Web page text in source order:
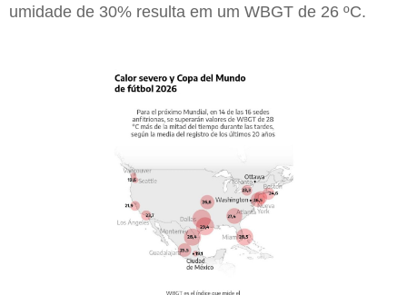
umidade de 30% resulta em um WBGT de 26 ºC.